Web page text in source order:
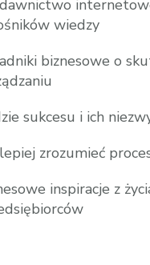
wiedzy
biznesowe o
sukcesu i ich
zrozumieć
inspiracje z